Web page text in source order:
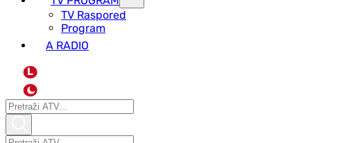
ТV Raspored
Program
A RADIO
L